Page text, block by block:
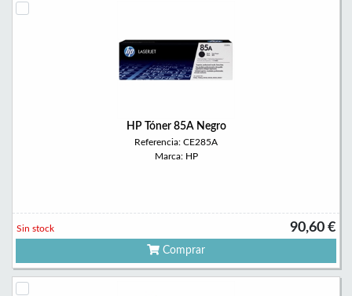
HP Tóner 85A Negro
Referencia: CE285A
Marca: HP
90,60 €
Sin stock
Comprar